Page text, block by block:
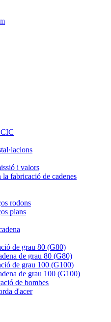
i valors
fabricació de cadenes
rodons
plans
de grau 80 (G80)
de grau 80 (G80)
de grau 100 (G100)
de grau 100 (G100)
de bombes
d'acer